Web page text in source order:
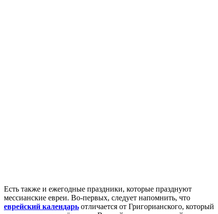
Есть также и ежегодные праздники, которые празднуют
мессианские евреи. Во-первых, следует напомнить, что
еврейский календарь отличается от Григорианского, который